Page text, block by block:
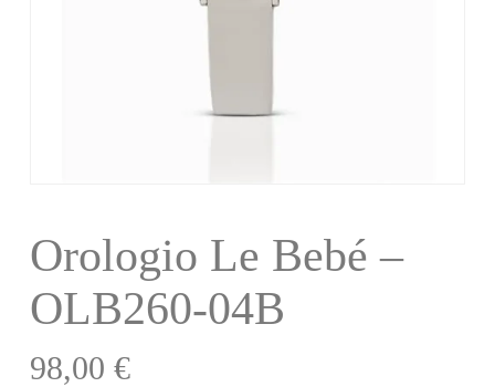
Orologio Le Bebé –
OLB260-04B
98,00 €